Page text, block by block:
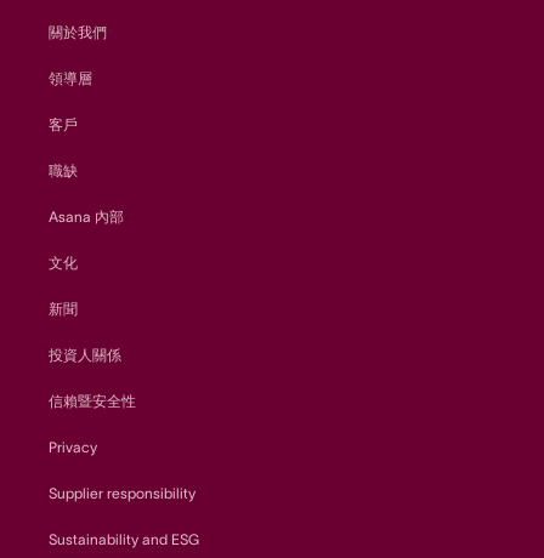
關於我們
領導層
客戶
職缺
Asana 內部
文化
新聞
投資人關係
信賴暨安全性
Privacy
Supplier responsibility
Sustainability and ESG